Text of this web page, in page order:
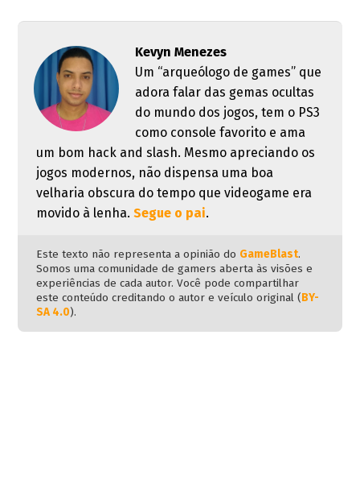
Kevyn Menezes
Um “arqueólogo de games” que
adora falar das gemas ocultas
do mundo dos jogos, tem o PS3
como console favorito e ama
um bom hack and slash. Mesmo apreciando os
jogos modernos, não dispensa uma boa
velharia obscura do tempo que videogame era
movido à lenha. Segue o pai.
Este texto não representa a opinião do GameBlast.
Somos uma comunidade de gamers aberta às visões e
experiências de cada autor. Você pode compartilhar
este conteúdo creditando o autor e veículo original (BY-
SA 4.0).